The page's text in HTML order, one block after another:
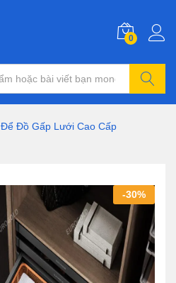
0
Đồ Gấp Lưới Cao Cấp
-30%